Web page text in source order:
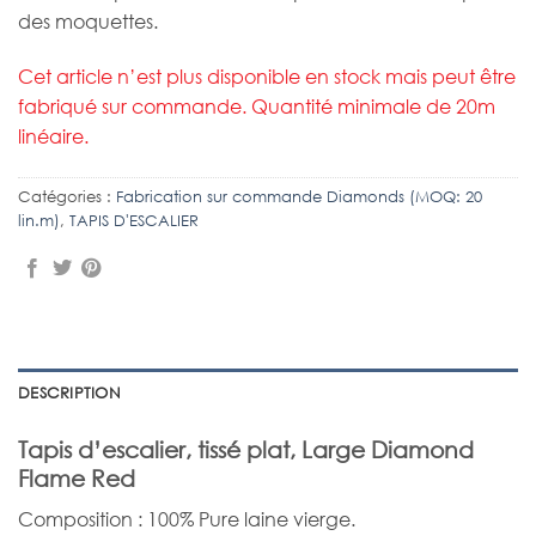
des moquettes.
Cet article n’est plus disponible en stock mais peut être
fabriqué sur commande. Quantité minimale de 20m
linéaire.
Catégories : Fabrication sur commande Diamonds (MOQ: 20
lin.m), TAPIS D'ESCALIER
DESCRIPTION
Tapis d’escalier, tissé plat, Large Diamond
Flame Red
Composition : 100% Pure laine vierge.